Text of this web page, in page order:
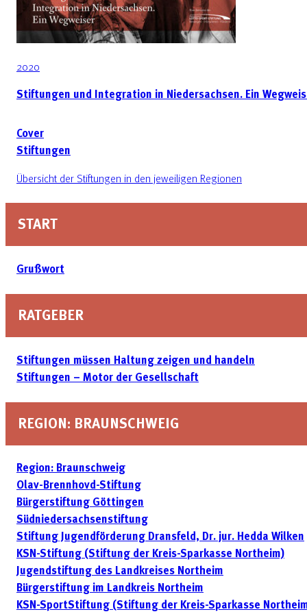
2020
Stiftungen und Integration in Niedersachsen. Ein
Cover
Stiftungen
Übersicht der Stiftungen in den jeweiligen Regionen
START
Grußwort
RATGEBER
Stiftungen müssen Haltung zeigen und handeln
Stiftungen – Motor der Gesellschaft
REGION: BRAUNSCHWEIG
Region: Braunschweig
Olav-Brennhovd-Stiftung
Bürgerstiftung Göttingen
Südniedersachsenstiftung
Stiftung Jugendförderung Dransfeld, Dr. jur. Hedda Wilken
KSN-Stiftung (Stiftung der Kreis-Sparkasse Northeim)
Jugendstiftung des Landkreises Northeim
Bürgerstiftung im Landkreis Northeim
KSN-SportStiftung (Stiftung der Kreis-Sparkasse